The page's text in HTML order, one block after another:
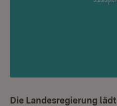
Die Landesregierung